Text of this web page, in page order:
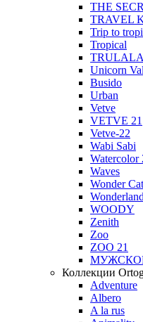
THE
TRAVEL
Trip to
Tropical
TRULALA
Unicorn
Busido
Urban
Vetve
VETVE 21
Vetve-22
Wabi Sabi
Watercolor
Waves
Wonder Cat
Wonderland
WOODY
Zenith
Zoo
ZOO 21
Коллекции
Adventure
Albero
A la rus